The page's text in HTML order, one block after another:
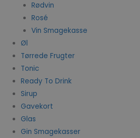
Rødvin
Rosé
Vin Smagekasse
Øl
Tørrede Frugter
Tonic
Ready To Drink
Sirup
Gavekort
Glas
Gin Smagekasser